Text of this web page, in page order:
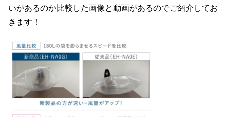
いがあるのか比較した画像と動画があるのでご紹介してお
きます！